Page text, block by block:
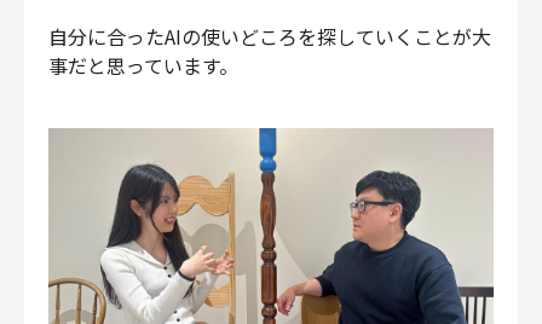
自分に合ったAIの使いどころを探していくことが大
事だと思っています。